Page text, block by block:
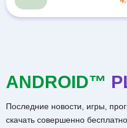
ANDROID™
Последние новости, игры,
скачать совершенно